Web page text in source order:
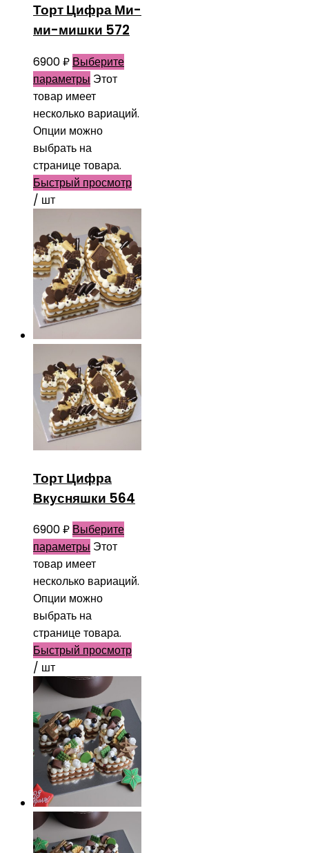
Торт Цифра Ми-
ми-мишки 572
6900₽ Выберите
параметры Этот
товар имеет
несколько вариаций.
Опции можно
выбрать на
странице товара.
Быстрый просмотр
/ шт
Торт Цифра
Вкусняшки 564
6900₽ Выберите
параметры Этот
товар имеет
несколько вариаций.
Опции можно
выбрать на
странице товара.
Быстрый просмотр
/ шт